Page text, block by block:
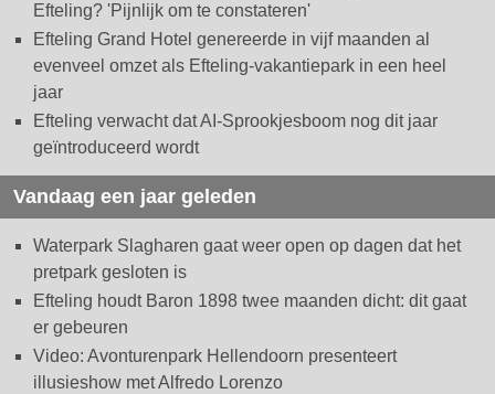
Efteling? 'Pijnlijk om te constateren'
Efteling Grand Hotel genereerde in vijf maanden al
evenveel omzet als Efteling-vakantiepark in een heel
jaar
Efteling verwacht dat AI-Sprookjesboom nog dit jaar
geïntroduceerd wordt
Vandaag een jaar geleden
Waterpark Slagharen gaat weer open op dagen dat het
pretpark gesloten is
Efteling houdt Baron 1898 twee maanden dicht: dit gaat
er gebeuren
Video: Avonturenpark Hellendoorn presenteert
illusieshow met Alfredo Lorenzo